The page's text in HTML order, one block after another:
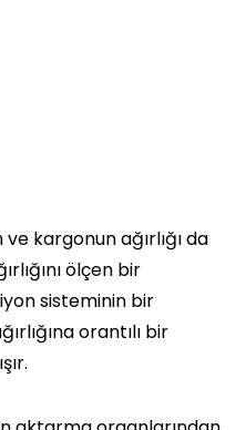
ve kargonun ağırlığı da
ölçen bir
sisteminin bir
orantılı bir